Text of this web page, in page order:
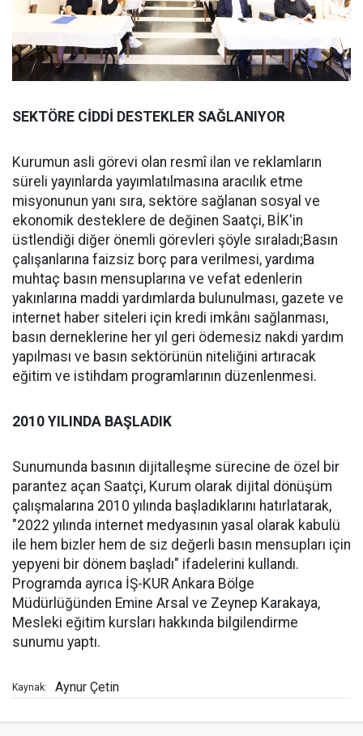
SEKTÖRE CİDDİ DESTEKLER SAĞLANIYOR
Kurumun asli görevi olan resmî ilan ve reklamların
süreli yayınlarda yayımlatılmasına aracılık etme
misyonunun yanı sıra, sektöre sağlanan sosyal ve
ekonomik desteklere de değinen Saatçi, BİK'in
üstlendiği diğer önemli görevleri şöyle sıraladı;Basın
çalışanlarına faizsiz borç para verilmesi, yardıma
muhtaç basın mensuplarına ve vefat edenlerin
yakınlarına maddi yardımlarda bulunulması, gazete ve
internet haber siteleri için kredi imkânı sağlanması,
basın derneklerine her yıl geri ödemesiz nakdi yardım
yapılması ve basın sektörünün niteliğini artıracak
eğitim ve istihdam programlarının düzenlenmesi.
2010 YILINDA BAŞLADIK
Sunumunda basının dijitalleşme sürecine de özel bir
parantez açan Saatçi, Kurum olarak dijital dönüşüm
çalışmalarına 2010 yılında başladıklarını hatırlatarak,
"2022 yılında internet medyasının yasal olarak kabulü
ile hem bizler hem de siz değerli basın mensupları için
yepyeni bir dönem başladı" ifadelerini kullandı.
Programda ayrıca İŞ-KUR Ankara Bölge
Müdürlüğünden Emine Arsal ve Zeynep Karakaya,
Mesleki eğitim kursları hakkında bilgilendirme
sunumu yaptı.
Kaynak: Aynur Çetin